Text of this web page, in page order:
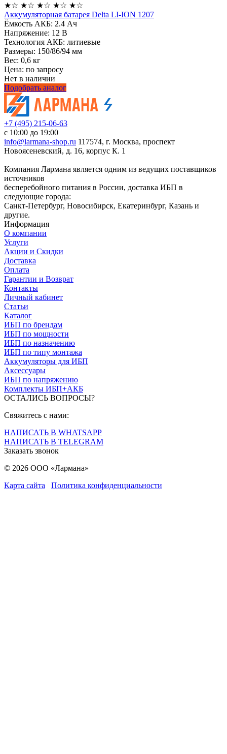
★☆ ★☆ ★☆ ★☆ ★☆
Аккумуляторная батарея Delta LI-ION 1207
Ёмкость АКБ: 2.4 Ач
Напряжение: 12 В
Технология АКБ: литиевые
Размеры: 150/86/94 мм
Вес: 0,6 кг
Цена: по запросу
Нет в наличии
Подобрать аналог
+7 (495) 215-06-63
с 10:00 до 19:00
info@larmana-shop.ru 117574, г. Москва, проспект
Новоясеневский, д. 16, корпус К. 1
Компания Лармана является одним из ведущих поставщиков
источников
бесперебойного питания в России, доставка ИБП в
следующие города:
Санкт-Петербург, Новосибирск, Екатеринбург, Казань и
другие.
Информация
О компании
Услуги
Акции и Скидки
Доставка
Оплата
Гарантии и Возврат
Контакты
Личный кабинет
Статьи
Каталог
ИБП по брендам
ИБП по мощности
ИБП по назначению
ИБП по типу монтажа
Аккумуляторы для ИБП
Аксессуары
ИБП по напряжению
Комплекты ИБП+АКБ
ОСТАЛИСЬ ВОПРОСЫ?
Свяжитесь с нами:
НАПИСАТЬ В WHATSAPP
НАПИСАТЬ В TELEGRAM
Заказать звонок
© 2026 ООО «Лармана»
Карта сайта
Политика конфиденциальности